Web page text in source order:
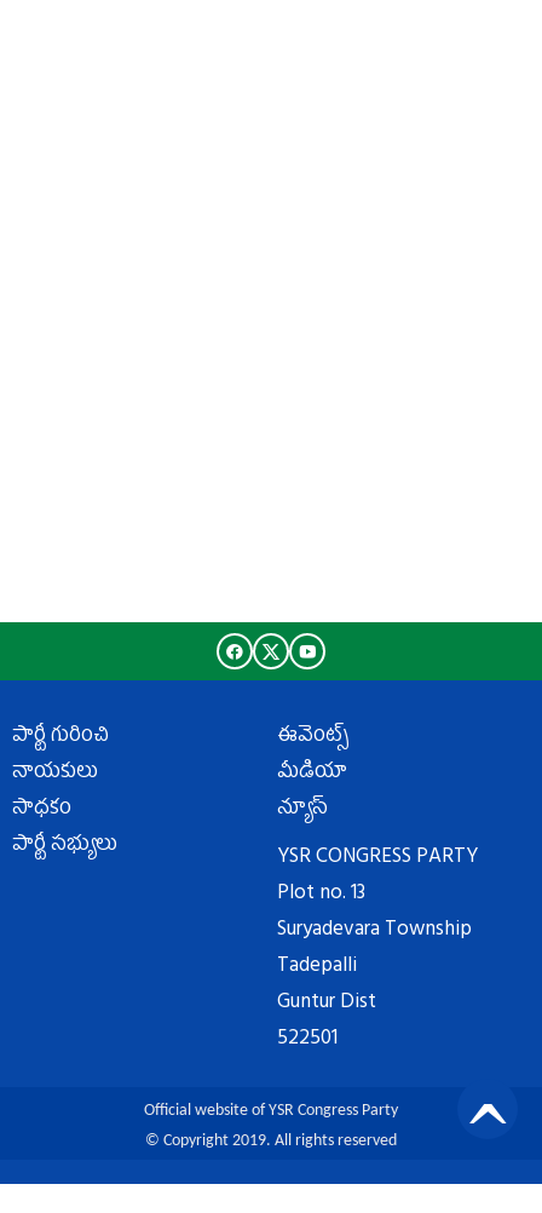
పార్టీ గురించి
నాయకులు
సాధకం
పార్టీ సభ్యులు
ఈవెంట్స్
మీడియా
న్యూస్
YSR CONGRESS PARTY
Plot no. 13
Suryadevara Township
Tadepalli
Guntur Dist
522501
Official website of YSR Congress Party
© Copyright 2019. All rights reserved